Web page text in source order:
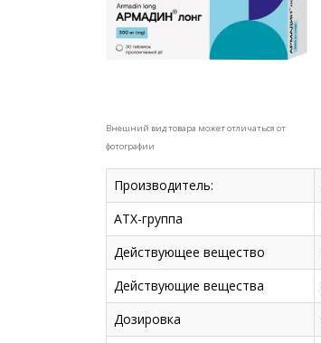
Внешний вид товара может отличаться от
фотографии
Производитель:
АТХ-группа
Действующее вещество
Действующие вещества
Дозировка